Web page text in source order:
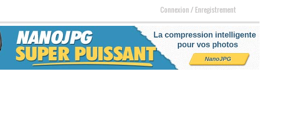
Connexion/Enregistrement